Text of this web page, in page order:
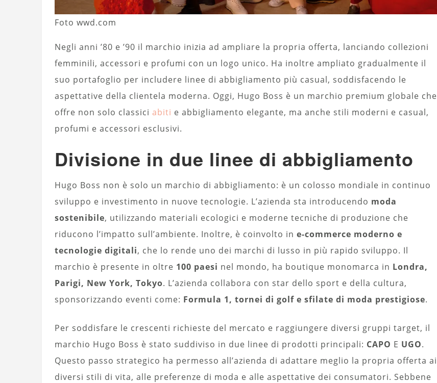
Foto wwd.com
Negli anni ’80 e ’90 il marchio inizia ad ampliare la propria offerta, lanciando collezioni
femminili, accessori e profumi con un logo unico. Ha inoltre ampliato gradualmente il
suo portafoglio per includere linee di abbigliamento più casual, soddisfacendo le
aspettative della clientela moderna. Oggi, Hugo Boss è un marchio premium globale che
offre non solo classici abiti e abbigliamento elegante, ma anche stili moderni e casual,
profumi e accessori esclusivi.
Divisione in due linee di abbigliamento
Hugo Boss non è solo un marchio di abbigliamento: è un colosso mondiale in continuo
sviluppo e investimento in nuove tecnologie. L’azienda sta introducendo moda
sostenibile, utilizzando materiali ecologici e moderne tecniche di produzione che
riducono l’impatto sull’ambiente. Inoltre, è coinvolto in e-commerce moderno e
tecnologie digitali, che lo rende uno dei marchi di lusso in più rapido sviluppo. Il
marchio è presente in oltre 100 paesi nel mondo, ha boutique monomarca in Londra,
Parigi, New York, Tokyo. L’azienda collabora con star dello sport e della cultura,
sponsorizzando eventi come: Formula 1, tornei di golf e sfilate di moda prestigiose.
Per soddisfare le crescenti richieste del mercato e raggiungere diversi gruppi target, il
marchio Hugo Boss è stato suddiviso in due linee di prodotti principali: CAPO E UGO.
Questo passo strategico ha permesso all’azienda di adattare meglio la propria offerta ai
diversi stili di vita, alle preferenze di moda e alle aspettative dei consumatori. Sebbene